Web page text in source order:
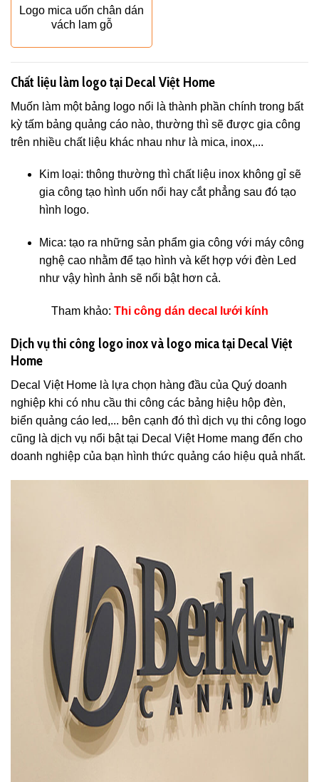
Logo mica uốn chân dán
vách lam gỗ
Chất liệu làm logo tại Decal Việt Home
Muốn làm một bảng logo nổi là thành phần chính trong bất
kỳ tấm bảng quảng cáo nào, thường thì sẽ được gia công
trên nhiều chất liệu khác nhau như là mica, inox,...
Kim loại: thông thường thì chất liệu inox không gỉ sẽ
gia công tạo hình uốn nổi hay cắt phẳng sau đó tạo
hình logo.
Mica: tạo ra những sản phẩm gia công với máy công
nghệ cao nhằm để tạo hình và kết hợp với đèn Led
như vậy hình ảnh sẽ nổi bật hơn cả.
Tham khảo: Thi công dán decal lưới kính
Dịch vụ thi công logo inox và logo mica tại Decal Việt
Home
Decal Việt Home là lựa chọn hàng đầu của Quý doanh
nghiệp khi có nhu cầu thi công các bảng hiệu hộp đèn,
biển quảng cáo led,... bên cạnh đó thì dịch vụ thi công logo
cũng là dịch vụ nổi bật tại Decal Việt Home mang đến cho
doanh nghiệp của bạn hình thức quảng cáo hiệu quả nhất.